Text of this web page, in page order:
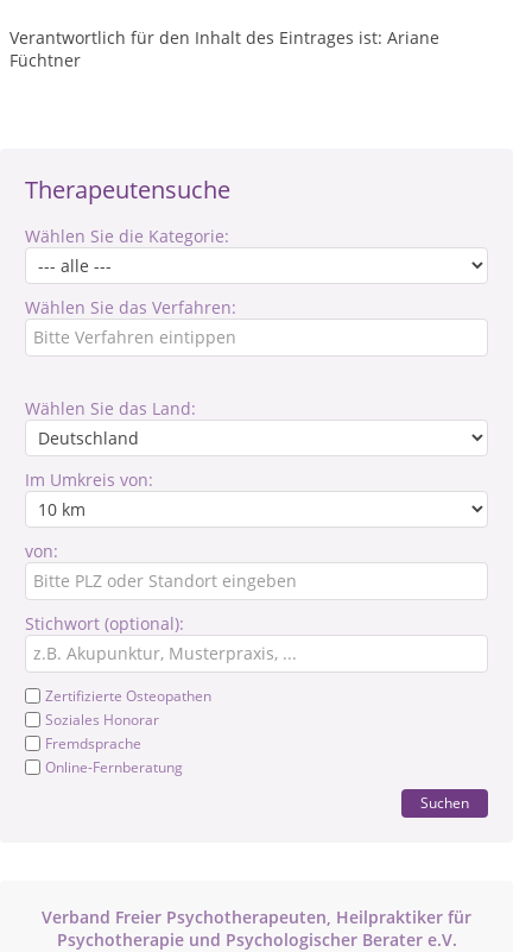
Therapeutensuche
Wählen Sie die Kategorie:
Wählen Sie das Verfahren:
Wählen Sie das Land:
Im Umkreis von:
von:
Stichwort (optional):
Zertifizierte Osteopathen
Soziales Honorar
Fremdsprache
Online-Fernberatung
Suchen
Verband Freier Psychotherapeuten, Heilpraktiker für
Psychotherapie und Psychologischer Berater e.V.
Verantwortlich für den Inhalt des Eintrages ist: Ariane
Füchtner